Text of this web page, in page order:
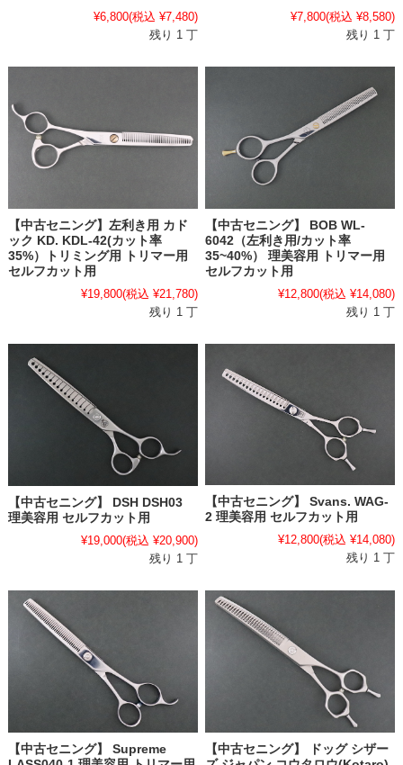
¥6,800(税込 ¥7,480)
残り 1 丁
¥7,800(税込 ¥8,580)
残り 1 丁
【中古セニング】左利き用 カド
ック KD. KDL-42(カット率
35%）トリミング用 トリマー用
セルフカット用
¥19,800(税込 ¥21,780)
残り 1 丁
【中古セニング】 BOB WL-
6042（左利き用/カット率
35~40%） 理美容用 トリマー用
セルフカット用
¥12,800(税込 ¥14,080)
残り 1 丁
【中古セニング】 DSH DSH03
理美容用 セルフカット用
¥19,000(税込 ¥20,900)
残り 1 丁
【中古セニング】 Svans. WAG-
2 理美容用 セルフカット用
¥12,800(税込 ¥14,080)
残り 1 丁
【中古セニング】 Supreme
【中古セニング】 ドッグ シザー